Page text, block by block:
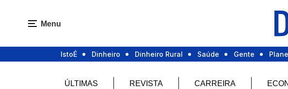
Menu
IstoÉ Dinheiro Dinheiro Rural Saúde Gente
ÚLTIMAS REVISTA CARREIRA